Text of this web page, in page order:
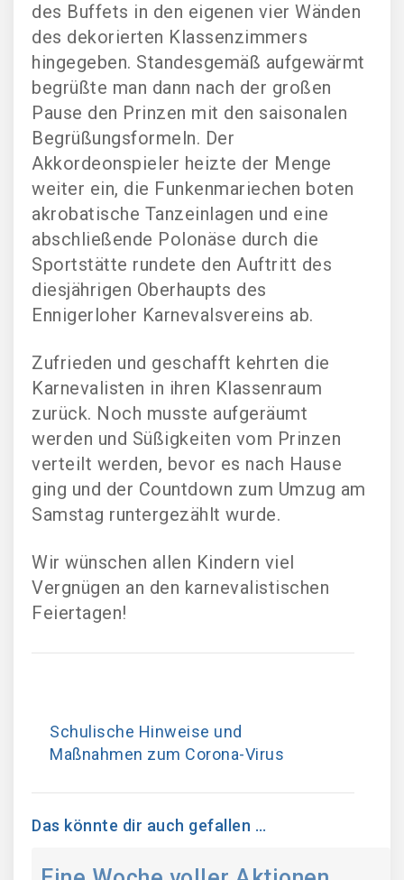
des Buffets in den eigenen vier Wänden
des dekorierten Klassenzimmers
hingegeben. Standesgemäß aufgewärmt
begrüßte man dann nach der großen
Pause den Prinzen mit den saisonalen
Begrüßungsformeln. Der
Akkordeonspieler heizte der Menge
weiter ein, die Funkenmariechen boten
akrobatische Tanzeinlagen und eine
abschließende Polonäse durch die
Sportstätte rundete den Auftritt des
diesjährigen Oberhaupts des
Ennigerloher Karnevalsvereins ab.
Zufrieden und geschafft kehrten die
Karnevalisten in ihren Klassenraum
zurück. Noch musste aufgeräumt
werden und Süßigkeiten vom Prinzen
verteilt werden, bevor es nach Hause
ging und der Countdown zum Umzug am
Samstag runtergezählt wurde.
Wir wünschen allen Kindern viel
Vergnügen an den karnevalistischen
Feiertagen!
Schulische Hinweise und
Maßnahmen zum Corona-Virus
Das könnte dir auch gefallen …